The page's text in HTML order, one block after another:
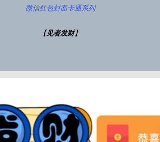
微信红包封面卡通系列
【见者发财】